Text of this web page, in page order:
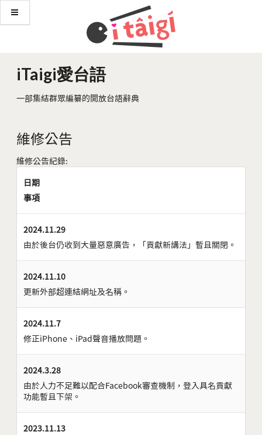
iTaigi愛台語
一部集結群眾編纂的開放台語辭典
維修公告
維修公告紀錄:
日期
事項
2024.11.29
由於後台仍收到大量惡意廣告，「貢獻新講法」暫且關閉。
2024.11.10
更新外部超連結網址及名稱。
2024.11.7
修正iPhone、iPad聲音播放問題。
2024.3.28
由於人力不足難以配合Facebook審查機制，登入具名貢獻
功能暫且下架。
2023.11.13